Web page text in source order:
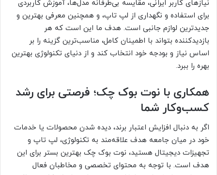
نیازهای کاربر ایرانی، مقایسه بی‌طرفانه مدل‌ها، آموزش کاربردی
برای استفاده و نگهداری از لپ تاپ، و همچنین معرفی بهترین و
جدیدترین لوازم جانبی است. هدف ما این است که هر
بازدیدکننده بتواند با اطمینان کامل، مناسب‌ترین گزینه را بر
اساس نیاز و بودجه خود انتخاب کند و از دنیای تکنولوژی بهترین
بهره را ببرد.
همکاری با نوت بوک چک؛ فرصتی برای رشد
کسب‌وکار شما
اگر به دنبال افزایش اعتبار برند، دیده شدن محصولات یا خدمات
خود در میان جامعه هدف علاقه‌مند به تکنولوژی، لپ تاپ و
تجهیزات دیجیتال هستید، نوت بوک چک بهترین بستر برای این
هدف است. با توجه به محتوای تخصصی و مخاطبان فعال